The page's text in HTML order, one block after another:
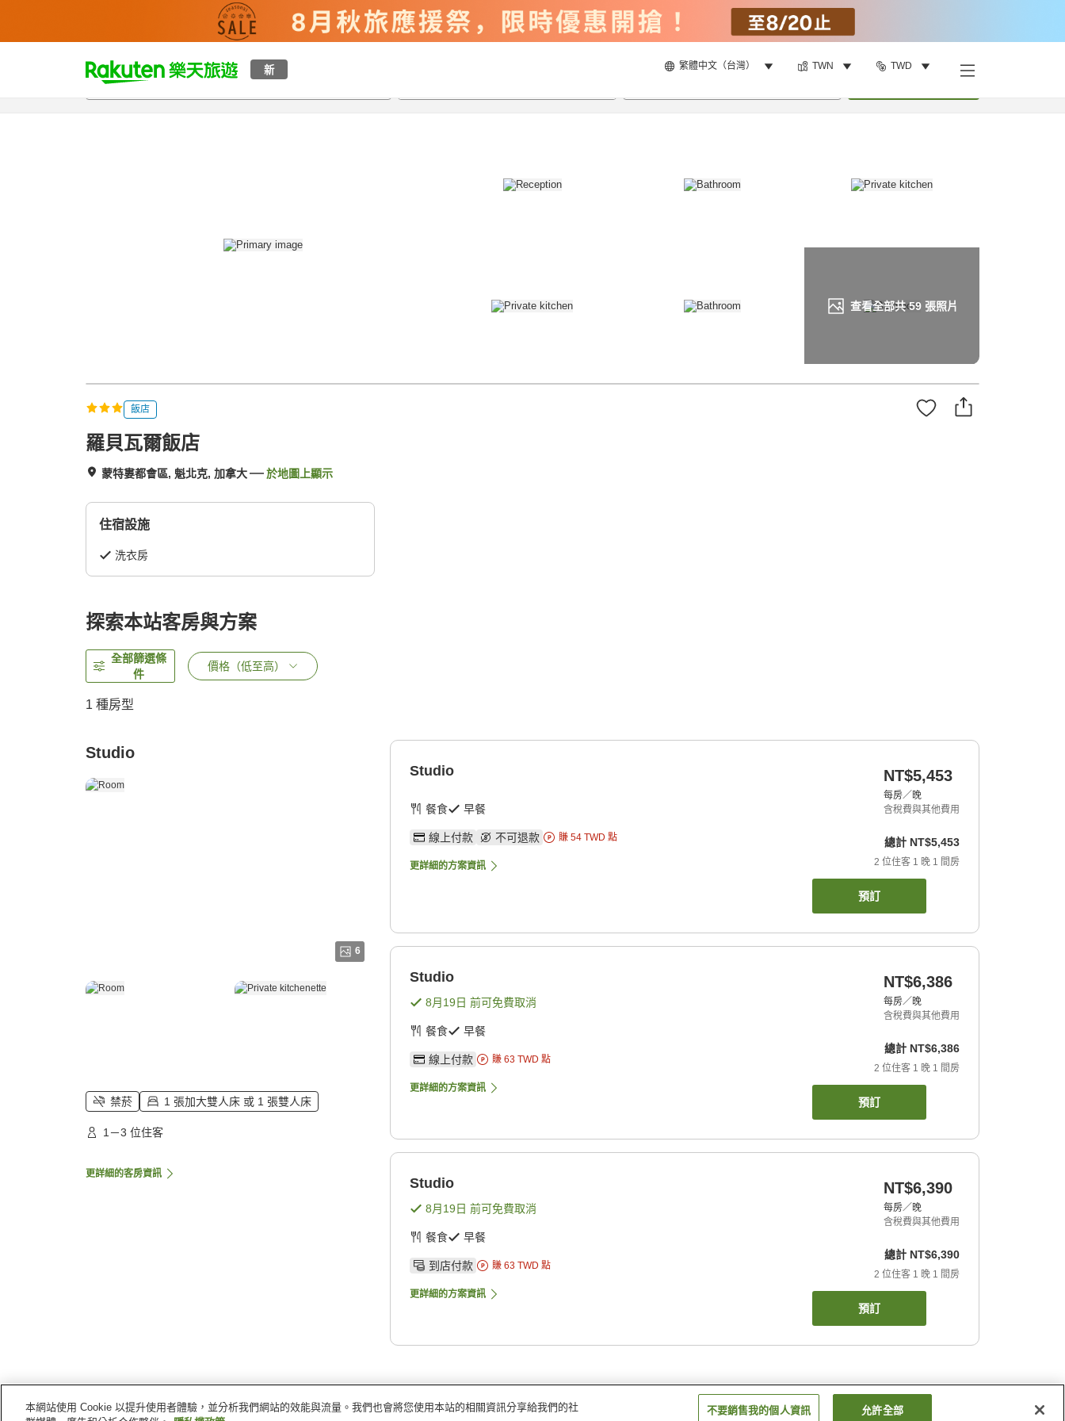
新 繁體中文（台灣） TWN TWD
t
p
查看全部共59張照片
總覽客房與方案評語設施
飯店
羅貝瓦爾飯店
蒙特婁都會區, 魁北克, 加拿大 於地圖上顯示
住宿設施
洗衣房
探索本站客房與方案
全部篩選條
件
價格（低至高）
1 種房型
Studio
6
禁菸 1 張加大雙人床 或 1 張雙人床
1－3 位住客
更詳細的客房資訊
Studio
餐食 早餐
線上付款 不可退款 賺 54 TWD 點
更詳細的方案資訊
NT$5,453
每房／晚
含稅費與其他費用
總計 NT$5,453
2 位住客 1 晚 1 間房
預訂
Studio
8月19日 前可免費取消
餐食 早餐
線上付款 賺 63 TWD 點
更詳細的方案資訊
NT$6,386
每房／晚
含稅費與其他費用
總計 NT$6,386
2 位住客 1 晚 1 間房
預訂
Studio
8月19日 前可免費取消
餐食 早餐
到店付款 賺 63 TWD 點
更詳細的方案資訊
NT$6,390
每房／晚
含稅費與其他費用
總計 NT$6,390
2 位住客 1 晚 1 間房
預訂
首頁 加拿大 魁北克
本網站使用 Cookie 以提升使用者體驗，並分析我們網站的效能與流量。我們也會將您使用本站的相關資訊分享給我們的社
不要銷售我的個人資訊 允許全部